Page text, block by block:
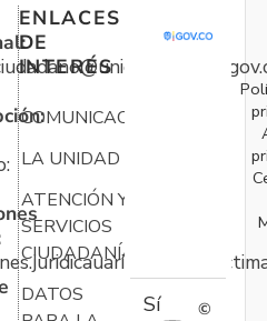
ENLACES
DE
INTERÉS
COMUNICACIONES
LA UNIDAD
ATENCIÓN Y
SERVICIOS
CIUDADANÍA
DATOS
Sí
©